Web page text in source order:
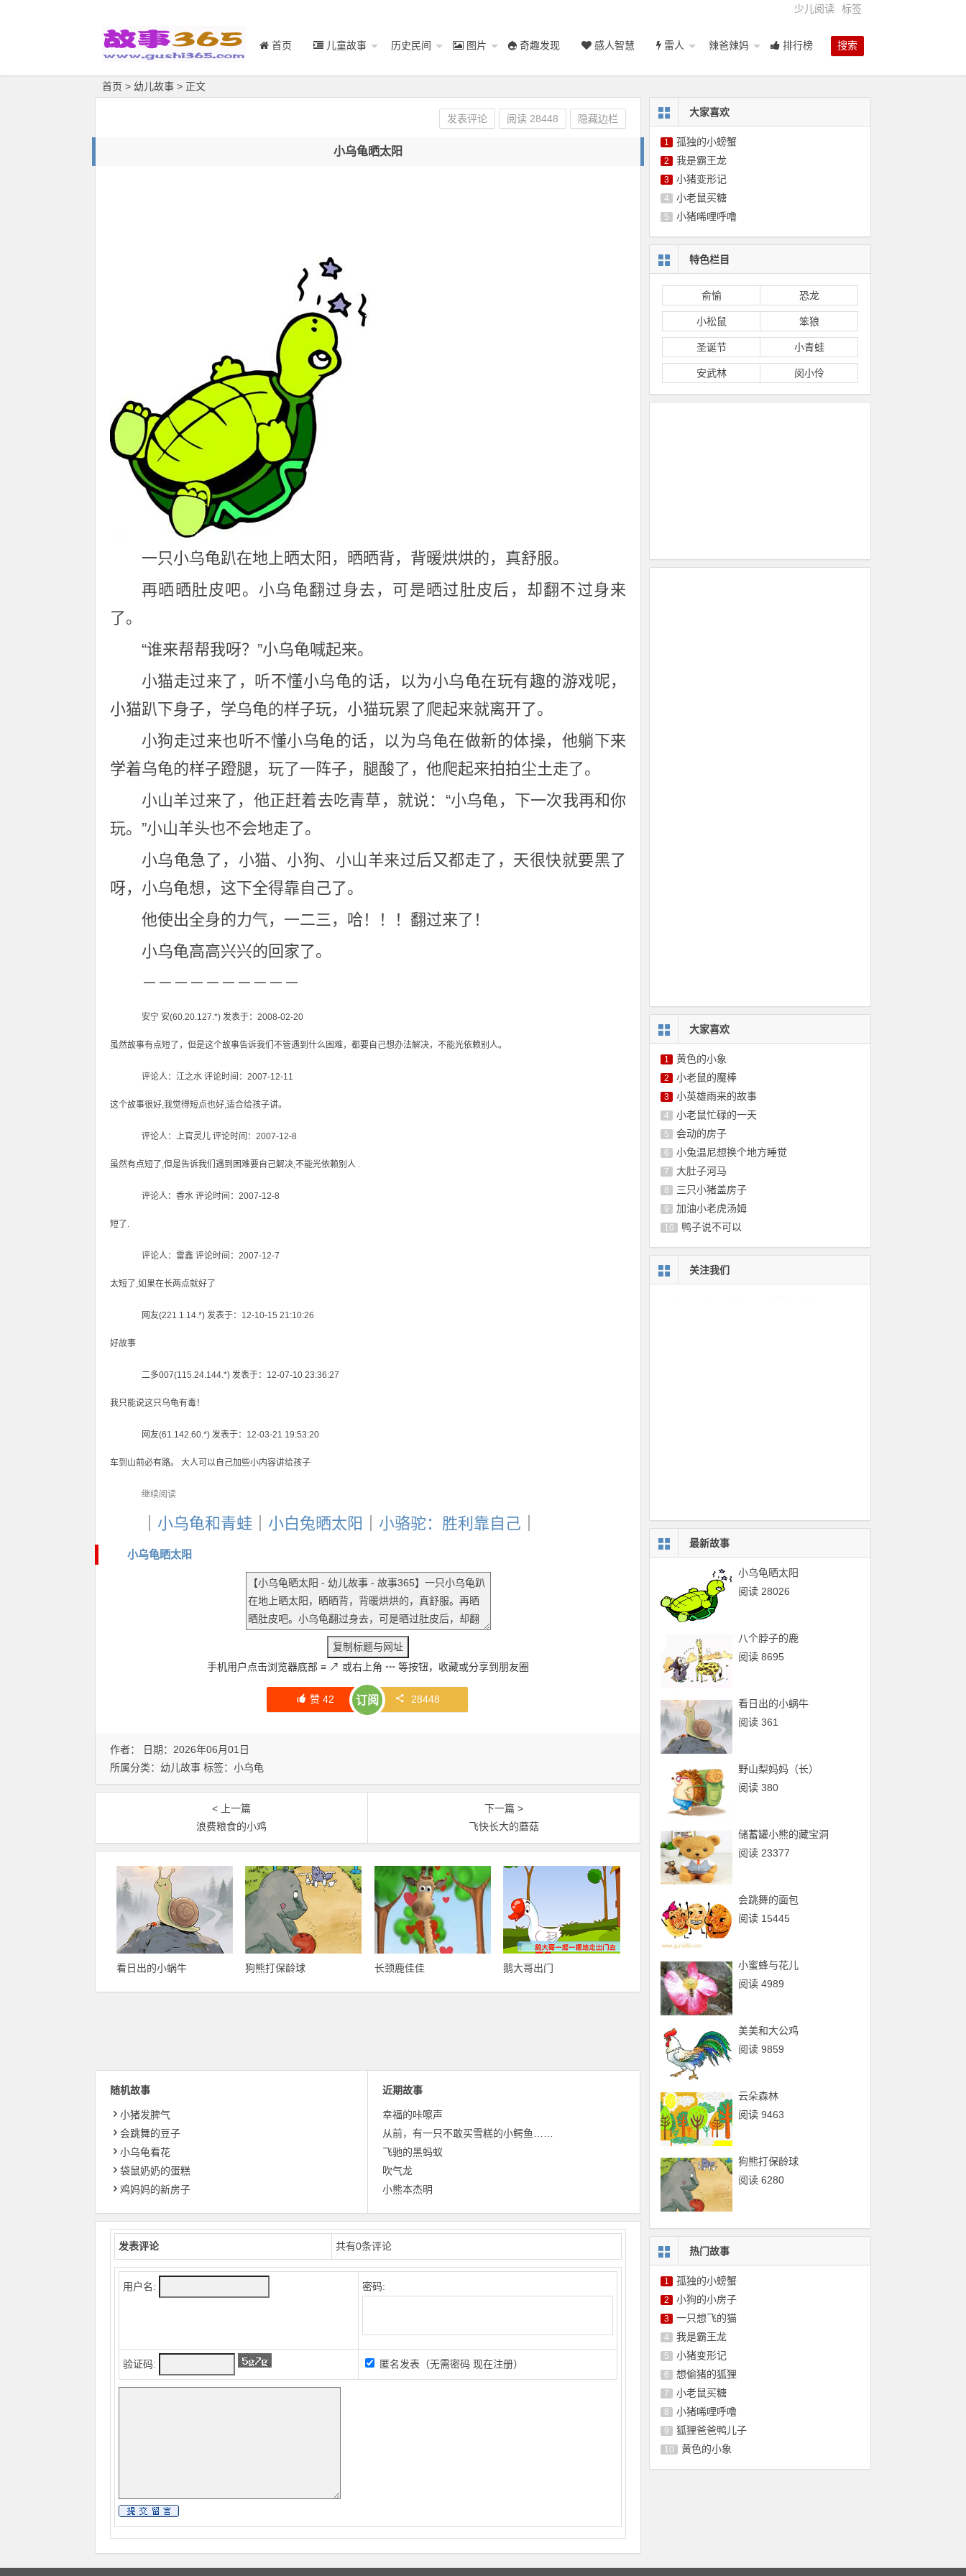
少儿阅读 标签
搜索
首页 儿童故事 历史民间 图片 奇趣发现 感人智慧 雷人 辣爸辣妈 排行榜
首页 > 幼儿故事 > 正文
小乌龟晒太阳
一只小乌龟趴在地上晒太阳，晒晒背，背暖烘烘的，真舒服。
再晒晒肚皮吧。小乌龟翻过身去，可是晒过肚皮后，却翻不过身来
了。
“谁来帮帮我呀？”小乌龟喊起来。
小猫走过来了，听不懂小乌龟的话，以为小乌龟在玩有趣的游戏呢，
小猫趴下身子，学乌龟的样子玩，小猫玩累了爬起来就离开了。
小狗走过来也听不懂小乌龟的话，以为乌龟在做新的体操，他躺下来
学着乌龟的样子蹬腿，玩了一阵子，腿酸了，他爬起来拍拍尘土走了。
小山羊过来了，他正赶着去吃青草，就说：“小乌龟，下一次我再和你
玩。”小山羊头也不会地走了。
小乌龟急了，小猫、小狗、小山羊来过后又都走了，天很快就要黑了
呀，小乌龟想，这下全得靠自己了。
他使出全身的力气，一二三，哈！！！翻过来了！
小乌龟高高兴兴的回家了。
－－－－－－－－－－
安宁 安(60.20.127.*) 发表于：2008-02-20
虽然故事有点短了，但是这个故事告诉我们不管遇到什么困难，都要自己想办法解决，不能光依赖别人。
评论人：江之水 评论时间：2007-12-11
这个故事很好,我觉得短点也好,适合给孩子讲。
评论人：上官灵儿 评论时间：2007-12-8
虽然有点短了,但是告诉我们遇到困难要自己解决,不能光依赖别人 .
评论人：香水 评论时间：2007-12-8
短了.
评论人：雷鑫 评论时间：2007-12-7
太短了,如果在长两点就好了
网友(221.1.14.*) 发表于：12-10-15 21:10:26
好故事
二多007(115.24.144.*) 发表于：12-07-10 23:36:27
我只能说这只乌龟有毒！
网友(61.142.60.*) 发表于：12-03-21 19:53:20
车到山前必有路。 大人可以自己加些小内容讲给孩子
继续阅读
小乌龟和青蛙 小白兔晒太阳 小骆驼：胜利靠自己
小乌龟晒太阳
手机用户点击浏览器底部 ≡ ↗ 或右上角 ┅等按钮，收藏或分享到朋友圈
赞 42 订阅 28448
发表评论 阅读 28448 隐藏边栏
作者： 日期：2026年06月01日
所属分类： 幼儿故事 标签： 小乌龟
< 上一篇
浪费粮食的小鸡
下一篇 >
飞快长大的蘑菇
看日出的小蜗牛 狗熊打保龄球 长颈鹿佳佳 鹅大哥出门
随机故事
小猪发脾气
会跳舞的豆子
小乌龟看花
袋鼠奶奶的蛋糕
鸡妈妈的新房子
近期故事
幸福的咔嚓声
从前，有一只不敢买雪糕的小鳄鱼……
飞驰的黑蚂蚁
吹气龙
小熊本杰明
发表评论 共有0条评论
用户名: 密码:
验证码: 匿名发表（无需密码 现在注册）
大家喜欢
1 孤独的小螃蟹
2 我是霸王龙
3 小猪变形记
4 小老鼠买糖
5 小猪唏哩呼噜
特色栏目
俞愉 恐龙
小松鼠 笨狼
圣诞节 小青蛙
安武林 闵小伶
大家喜欢
1 黄色的小象
2 小老鼠的魔棒
3 小英雄雨来的故事
4 小老鼠忙碌的一天
5 会动的房子
6 小兔温尼想换个地方睡觉
7 大肚子河马
8 三只小猪盖房子
9 加油小老虎汤姆
10 鸭子说不可以
关注我们
最新故事
小乌龟晒太阳
阅读 28026
八个脖子的鹿
阅读 8695
看日出的小蜗牛
阅读 361
野山梨妈妈（长）
阅读 380
储蓄罐小熊的藏宝洞
阅读 23377
会跳舞的面包
阅读 15445
小蜜蜂与花儿
阅读 4989
美美和大公鸡
阅读 9859
云朵森林
阅读 9463
狗熊打保龄球
阅读 6280
热门故事
1 孤独的小螃蟹
2 小狗的小房子
3 一只想飞的猫
4 我是霸王龙
5 小猪变形记
6 想偷猪的狐狸
7 小老鼠买糖
8 小猪唏哩呼噜
9 狐狸爸爸鸭儿子
10 黄色的小象